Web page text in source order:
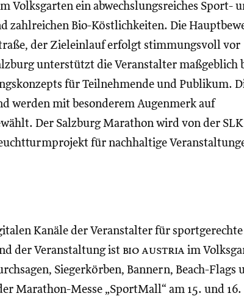
Volksgarten ein abwechslungsreiches Sport-
zahlreichen Bio-Köstlichkeiten. Die
der Zieleinlauf erfolgt stimmungsvoll vor
unterstützt die Veranstalter maßgeblich
für Teilnehmende und Publikum.
werden mit besonderem Augenmerk auf
Der Salzburg Marathon wird von der SLK
für nachhaltige
Kanäle der Veranstalter für sportgerechte
der Veranstaltung ist bio austria im
Siegerkörben, Bannern, Beach-Flags
Marathon-Messe „SportMall“ am 15. und